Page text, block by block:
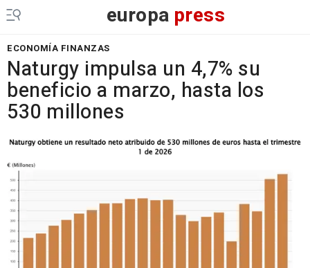
europa press
ECONOMÍA FINANZAS
Naturgy impulsa un 4,7% su
beneficio a marzo, hasta los
530 millones